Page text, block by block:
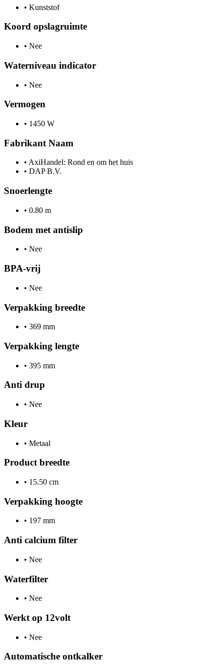
• Kunststof
Koord opslagruimte
• Nee
Waterniveau indicator
• Nee
Vermogen
• 1450 W
Fabrikant Naam
• AxiHandel: Rond en om het huis
• DAP B.V.
Snoerlengte
• 0.80 m
Bodem met antislip
• Nee
BPA-vrij
• Nee
Verpakking breedte
• 369 mm
Verpakking lengte
• 395 mm
Anti drup
• Nee
Kleur
• Metaal
Product breedte
• 15.50 cm
Verpakking hoogte
• 197 mm
Anti calcium filter
• Nee
Waterfilter
• Nee
Werkt op 12volt
• Nee
Automatische ontkalker